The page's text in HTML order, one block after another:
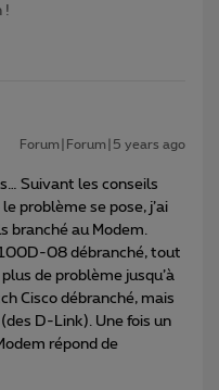
!
Forum|Forum|5 years ago
Suivant les conseils
problème se pose, j’ai
branché au Modem.
08 débranché, tout
de problème jusqu’à
Cisco débranché, mais
D-Link). Une fois un
répond de